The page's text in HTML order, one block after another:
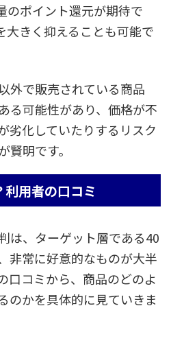
のポイント還元が期待で
大きく抑えることも可能で
外で販売されている商品
る可能性があり、価格が不
劣化していたりするリスク
賢明です。
用者の口コミ
は、ターゲット層である40
非常に好意的なものが大半
口コミから、商品のどのよ
のかを具体的に見ていきま